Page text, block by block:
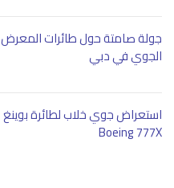
جولة صامتة حول طائرات المعرض
الجوي في دبي
استعراض جوي خلاب لطائرة بوينغ
Boeing 777X